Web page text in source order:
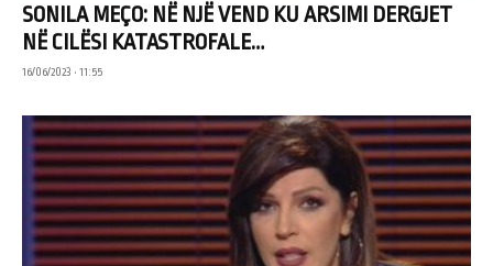
SONILA MEÇO: NË NJË VEND KU ARSIMI DERGJET
NË CILËSI KATASTROFALE…
16/06/2023 • 11:55